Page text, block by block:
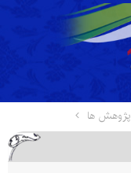
پژوهش ها